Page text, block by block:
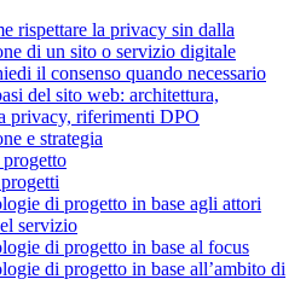
rispettare la privacy sin dalla
di un sito o servizio digitale
il consenso quando necessario
del sito web: architettura,
privacy, riferimenti DPO
e strategia
di progetto in base agli attori
servizio
di progetto in base al focus
di progetto in base all’ambito di